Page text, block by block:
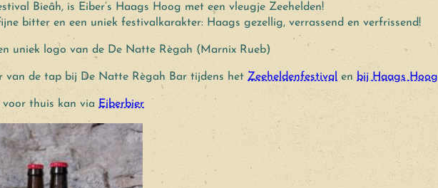
Bieâh, is Eiber’s Haags Hoog met een vleugje Zeehelden!
bitter en een uniek festivalkarakter: Haags gezellig, verrassend en verfrissend!
uniek logo van de De Natte Règah (Marnix Rueb)
van de tap bij De Natte Règah Bar tijdens het Zeeheldenfestival en bij Haags Hoog
voor thuis kan via Eiberbier